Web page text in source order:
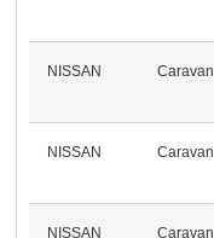
NISSAN Caravan
NISSAN Caravan
NISSAN Caravan